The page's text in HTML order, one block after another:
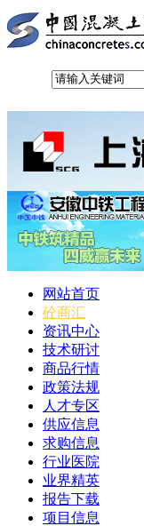
网站首页
砼商汇
资讯中心
技术研讨
商品行情
政策法规
人才专区
供应信息
求购信息
行业医院
业界精英
报告下载
项目信息